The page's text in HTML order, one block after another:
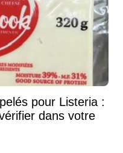
pour Listeria :
dans votre